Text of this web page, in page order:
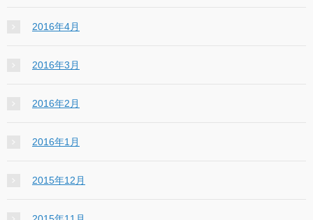
2016年4月
2016年3月
2016年2月
2016年1月
2015年12月